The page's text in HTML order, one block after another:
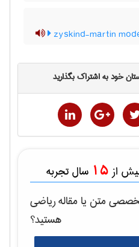
zyskind-martin
خود به اشتراک بگذارید
از 15 سال تجربه
متن یا مقالهرياضی
هستید؟